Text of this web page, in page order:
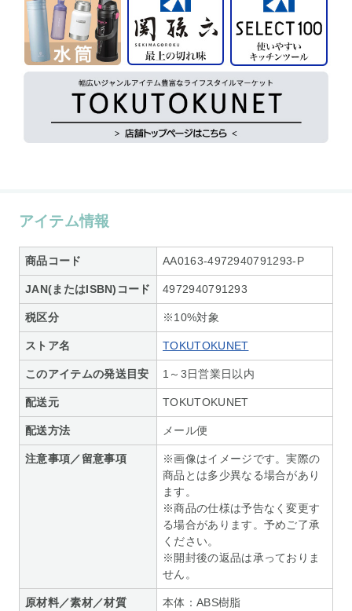
アイテム情報
商品コード AA0163-4972940791293-P
JAN(またはISBN)コード 4972940791293
税区分 ※10%対象
ストア名 TOKUTOKUNET
このアイテムの発送目安 1～3日営業日以内
配送元 TOKUTOKUNET
配送方法 メール便
注意事項／留意事項
※画像はイメージです。実際の
商品とは多少異なる場合があり
ます。
※商品の仕様は予告なく変更す
る場合があります。予めご了承
ください。
※開封後の返品は承っておりま
せん。
原材料／素材／材質
本体：ABS樹脂